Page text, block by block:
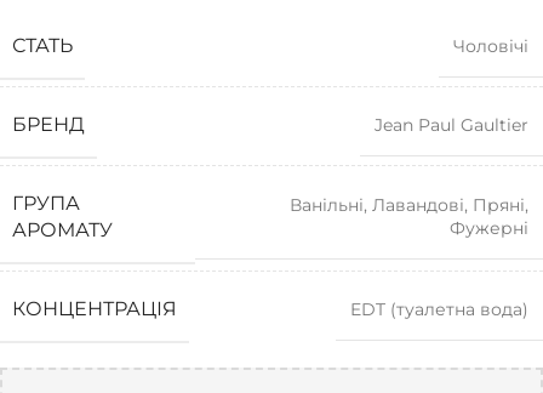
СТАТЬ Чоловічі
БРЕНД Jean Paul Gaultier
ГРУПА
АРОМАТУ
Ванільні, Лавандові, Пряні,
Фужерні
КОНЦЕНТРАЦІЯ EDT (туалетна вода)